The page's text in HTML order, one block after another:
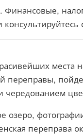
переправы,
чередованием
озеро,
переправа